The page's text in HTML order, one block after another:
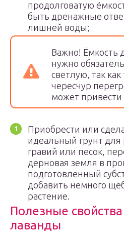
продолговатую
быть дренажные
лишней воды;
Важно! Ёмкость
нужно
светлую, так
чересчур
может привести
Приобрести или
идеальный грунт для
гравий или песок,
дерновая земля в
подготовленный
добавить немного
растение.
Полезные
лаванды